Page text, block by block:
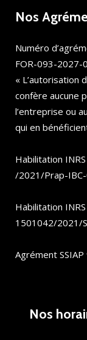
Nos
Numéro
FOR-093-
« L’autorisation
confère aucune
l’entreprise ou
qui en
Habilitation
/2021/Prap-
Habilitation INRS
1501042/2021/
Agrément
Nos